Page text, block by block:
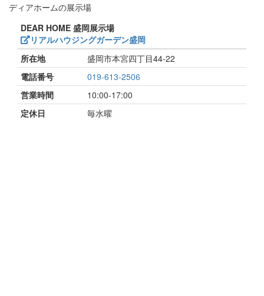
ディアホームの展示場
DEAR HOME 盛岡展示場
リアルハウジングガーデン盛岡
所在地
盛岡市本宮四丁目44-22
電話番号
019-613-2506
営業時間
10:00-17:00
定休日
毎水曜